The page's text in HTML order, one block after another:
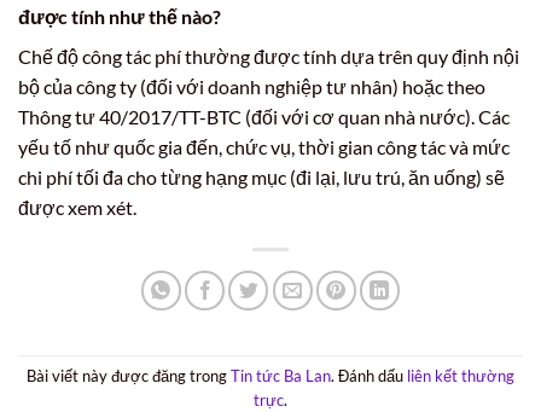
được tính như thế nào?
Chế độ công tác phí thường được tính dựa trên quy định nội
bộ của công ty (đối với doanh nghiệp tư nhân) hoặc theo
Thông tư 40/2017/TT-BTC (đối với cơ quan nhà nước). Các
yếu tố như quốc gia đến, chức vụ, thời gian công tác và mức
chi phí tối đa cho từng hạng mục (đi lại, lưu trú, ăn uống) sẽ
được xem xét.
Bài viết này được đăng trongTin tức Ba Lan. Đánh dấu liên kết thường
trực.